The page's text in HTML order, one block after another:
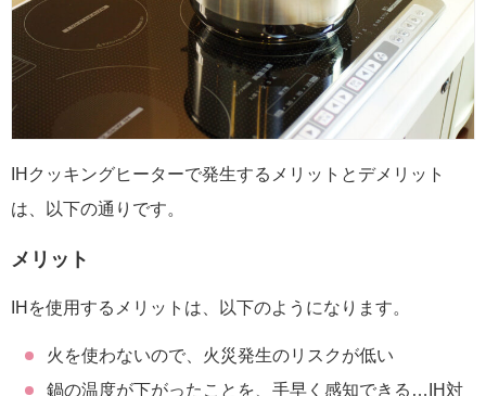
IHクッキングヒーターで発生するメリットとデメリット
は、以下の通りです。
メリット
IHを使用するメリットは、以下のようになります。
火を使わないので、火災発生のリスクが低い
鍋の温度が下がったことを、手早く感知できる…IH対